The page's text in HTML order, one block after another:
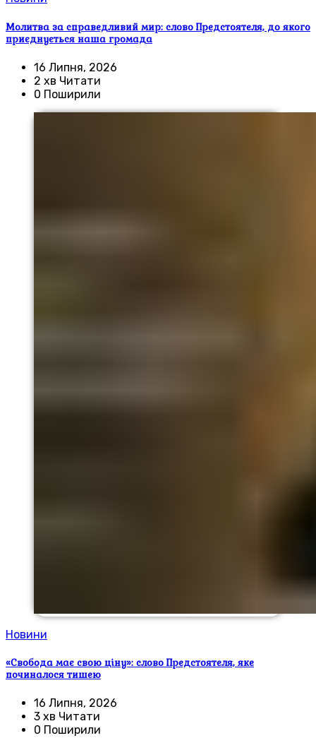
Молитва за справедливий мир: слово Предстоятеля, до якого
приєднується наша громада
16 Липня, 2026
2 хв Читати
0 Поширили
Новини
«Свобода має свою ціну»: слово Предстоятеля, яке
починалося тишею
16 Липня, 2026
3 хв Читати
0 Поширили